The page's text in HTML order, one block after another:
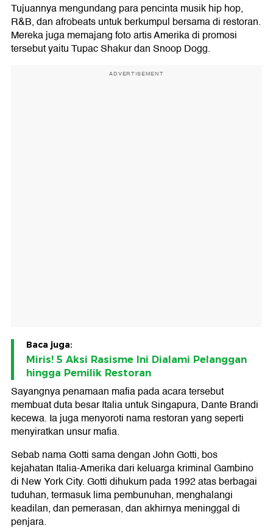
Tujuannya mengundang para pencinta musik hip hop,
R&B, dan afrobeats untuk berkumpul bersama di restoran.
Mereka juga memajang foto artis Amerika di promosi
tersebut yaitu Tupac Shakur dan Snoop Dogg.
ADVERTISEMENT
Baca juga:
Miris! 5 Aksi Rasisme Ini Dialami Pelanggan
hingga Pemilik Restoran
Sayangnya penamaan mafia pada acara tersebut
membuat duta besar Italia untuk Singapura, Dante Brandi
kecewa. Ia juga menyoroti nama restoran yang seperti
menyiratkan unsur mafia.
Sebab nama Gotti sama dengan John Gotti, bos
kejahatan Italia-Amerika dari keluarga kriminal Gambino
di New York City. Gotti dihukum pada 1992 atas berbagai
tuduhan, termasuk lima pembunuhan, menghalangi
keadilan, dan pemerasan, dan akhirnya meninggal di
penjara.